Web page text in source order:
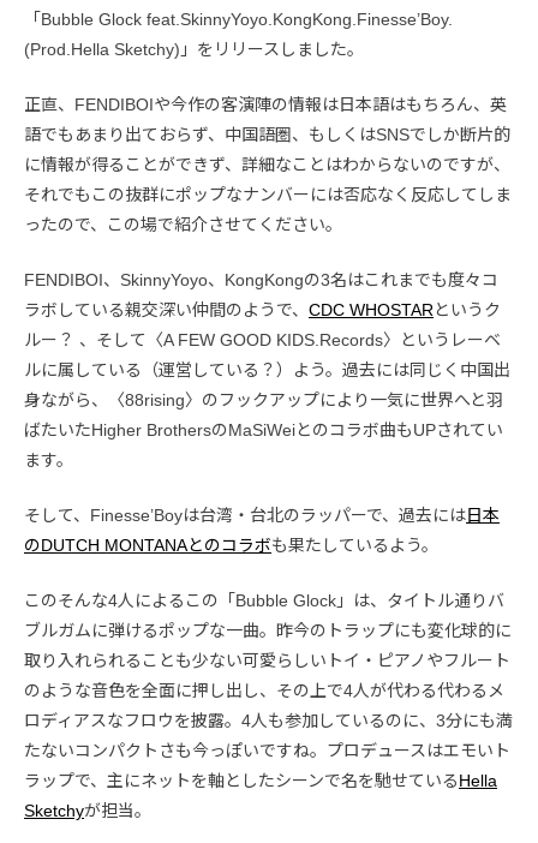
「Bubble Glock feat.SkinnyYoyo.KongKong.Finesse’Boy.
(Prod.Hella Sketchy)」をリリースしました。
正直、FENDIBOIや今作の客演陣の情報は日本語はもちろん、英
語でもあまり出ておらず、中国語圏、もしくはSNSでしか断片的
に情報が得ることができず、詳細なことはわからないのですが、
それでもこの抜群にポップなナンバーには否応なく反応してしま
ったので、この場で紹介させてください。
FENDIBOI、SkinnyYoyo、KongKongの3名はこれまでも度々コ
ラボしている親交深い仲間のようで、 CDC WHOSTAR というク
ルー？ 、そして〈A FEW GOOD KIDS.Records〉というレーベ
ルに属している（運営している？）よう。過去には同じく中国出
身ながら、〈88rising〉のフックアップにより一気に世界へと羽
ばたいたHigher BrothersのMaSiWeiとのコラボ曲もUPされてい
ます。
そして、Finesse’Boyは台湾・台北のラッパーで、過去には日本
のDUTCH MONTANAとのコラボも果たしているよう。
このそんな4人によるこの「Bubble Glock」は、タイトル通りバ
ブルガムに弾けるポップな一曲。昨今のトラップにも変化球的に
取り入れられることも少ない可愛らしいトイ・ピアノやフルート
のような音色を全面に押し出し、その上で4人が代わる代わるメ
ロディアスなフロウを披露。4人も参加しているのに、3分にも満
たないコンパクトさも今っぽいですね。プロデュースはエモいト
ラップで、主にネットを軸としたシーンで名を馳せているHella
Sketchyが担当。